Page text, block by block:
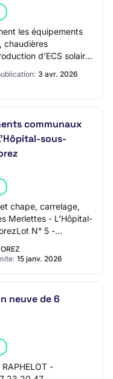
les équipements
chaudières
d'ECS solaire,
et…
3 avr. 2026
communaux
sous-
chape, carrelage,
Merlettes - L'Hôpital-
N° 5 -
15 janv. 2026
neuve de 6
-